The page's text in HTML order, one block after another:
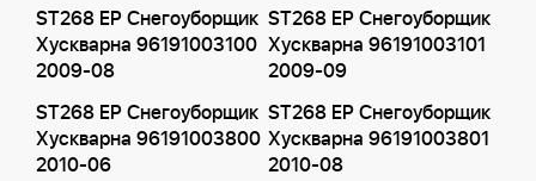
ST268 EP Снегоуборщик
Хускварна 96191003100
2009-08
ST268 EP Снегоуборщик
Хускварна 96191003101
2009-09
ST268 EP Снегоуборщик
Хускварна 96191003800
2010-06
ST268 EP Снегоуборщик
Хускварна 96191003801
2010-08